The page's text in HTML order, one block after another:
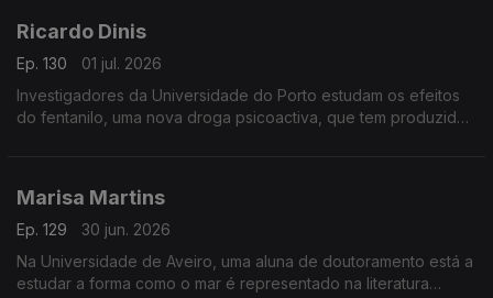
Ricardo Dinis
Ep. 130
01 jul. 2026
Investigadores da Universidade do Porto estudam os efeitos
do fentanilo, uma nova droga psicoactiva, que tem produzido
Marisa Martins
Ep. 129
30 jun. 2026
Na Universidade de Aveiro, uma aluna de doutoramento está a
estudar a forma como o mar é representado na literatura